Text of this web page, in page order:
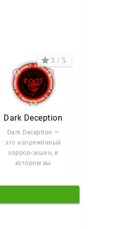
Dark Deception
Dark Deception —
это напряжённый
хоррор-экшен, в
котором вы
3 / 5